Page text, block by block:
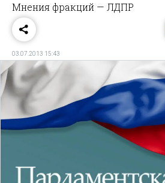
Мнения фракций — ЛДПР
03.07.2013 15:43